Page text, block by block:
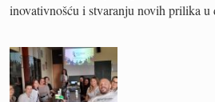
inovativnošću i stvaranju novih prilika u